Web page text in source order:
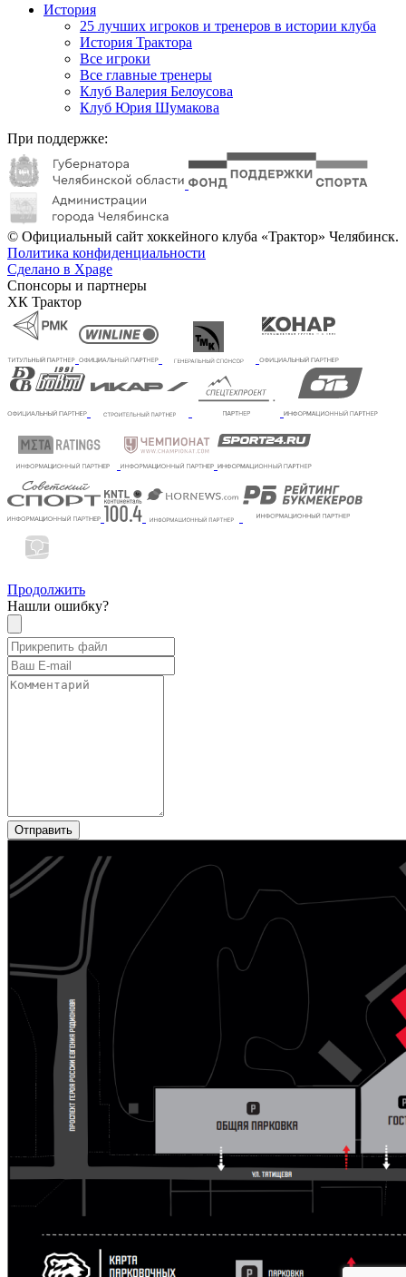
История
25 лучших игроков и тренеров в истории клуба
История Трактора
Все игроки
Все главные тренеры
Клуб Валерия Белоусова
Клуб Юрия Шумакова
При поддержке:
© Официальный сайт хоккейного клуба «Трактор» Челябинск.
Политика конфиденциальности
Сделано в Xpage
Спонсоры и партнеры
ХК Трактор
Продолжить
Нашли ошибку?